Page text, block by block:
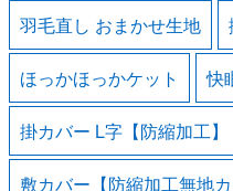
羽毛直し おまかせ生地
ほっかほっかケット 快
掛カバー L字【防縮加工】
敷カバー【防縮加工無地カ